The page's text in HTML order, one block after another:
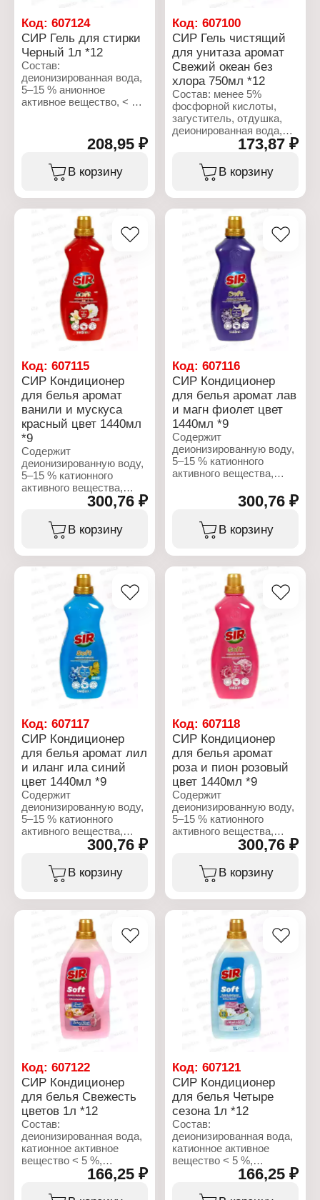
Аромат: Яблоко
Объем: 1 л
Назначение:
универсальный
Тип стирки: для
машинной стирки
Объем: 1 л
Код: 607124
СИР Гель для стирки
Черный 1л *12
Состав:
деионизированная вода,
5–15 % анионное
активное вещество, < 5
мыло, полимер,
ферменты, оптический
отбеливатель,
консерванты
метилизотиазолинон),
отдушка (линалоол),
Характеристики:
Бренд: SIR
Тип товара: Средство
для стирки
Форма выпуска: Гель
для стирки
Назначение: для черного
Тип стирки: для
Объем: 1 л
208,95 ₽
В корзину
Код:607100
СИР Гель чистящий
для унитаза аромат
Свежий океан без
хлора 750мл *12
Состав: менее 5%
фосфорной кислоты,
загуститель, отдушка,
деионированная вода,
Характеристики:
Бренд: SIR
Форма выпуска: гель
Назначение: для унитаза
Аромат: "Свежий океан"
Особенность: без хлора
Объем: 750 мл
173,87 ₽
В корзину
Код: 607115
СИР Кондиционер
для белья аромат
ванили и мускуса
красный цвет 1440мл
*9
Содержит
деионизированную воду,
5–15 % катионного
активного вещества,
ароматизатор (кумарин,
линалилацетат,
тетраметилацетилоктагидронафталины),
метилизотиазолинон).
Характеристики:
Бренд: SIR
Тип товара: Кондиционер
для белья
Аромат: "Ваниль и
мускус"
Форма выпуска:
концентрат
Тип ткани: для всех
Объем: 1440 мл
300,76 ₽
В корзину
Код:607116
СИР Кондиционер
для белья аромат лав
и магн фиолет цвет
1440мл *9
Содержит
деионизированную воду,
5–15 % катионного
активного вещества,
линалилацетат,
консервант
метилизотиазолинон).
Характеристики:
Бренд: SIR
Тип товара: Кондиционер
для белья
Аромат: "Лаванда и
магнолия"
Форма выпуска:
концентрат
Тип ткани: для всех
типов ткани
Объем: 1440 мл
300,76 ₽
В корзину
Код: 607117
СИР Кондиционер
для белья аромат лил
и иланг ила синий
цвет 1440мл *9
Содержит
деионизированную воду,
5–15 % катионного
активного вещества,
ароматизатор (кумарин,
линалилацетат,
тетраметилацетилоктагидронафталины),
метилизотиазолинон).
Характеристики:
Бренд: SIR
Тип товара: Кондиционер
для белья
Аромат: "Лилия и иланг-
Форма выпуска:
концентрат
Тип ткани: для всех
Объем: 1440 мл
300,76 ₽
В корзину
Код:607118
СИР Кондиционер
для белья аромат
роза и пион розовый
цвет 1440мл *9
Содержит
деионизированную воду,
5–15 % катионного
активного вещества,
ароматизатор (кумарин,
линалилацетат,
метилизотиазолинон).
Характеристики:
Бренд: SIR
Тип товара: Кондиционер
для белья
Аромат: "Роза и пион"
Форма выпуска:
концентрат
Тип ткани: для всех
типов ткани
300,76 ₽
В корзину
Код: 607122
СИР Кондиционер
для белья Свежесть
цветов 1л *12
Состав:
деионизированная вода,
катионное активное
вещество < 5 %,
(метилхлороизотиазолинон,
метилизотиазолинон),
166,25 ₽
Код:607121
СИР Кондиционер
для белья Четыре
сезона 1л *12
Состав:
деионизированная вода,
катионное активное
вещество < 5 %,
(метилхлороизотиазолинон,
метилизотиазолинон),
166,25 ₽